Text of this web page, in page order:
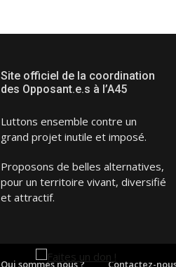
Site officiel de la coordination
des Opposant.e.s à l’A45
Luttons ensemble contre un
grand projet inutile et imposé.
Proposons de belles alternatives,
pour un territoire vivant, diversifié
et attractif.
Qui sommes nous ? Contactez-